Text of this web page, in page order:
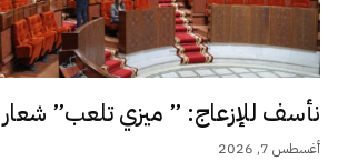
نأسف للإزعاج: ” ميزي تلعب” شعار
أغسطس 7, 2026